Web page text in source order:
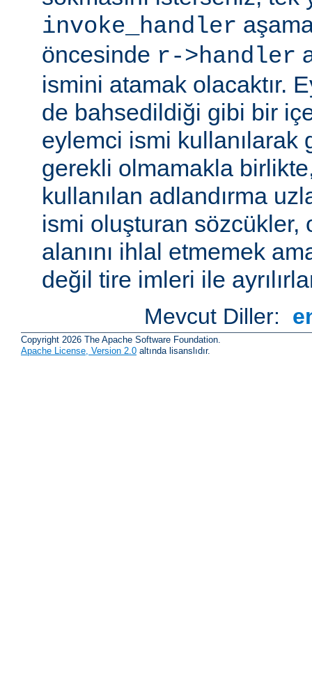
invoke_handler
öncesinde r->handler
ismini atamak olacaktır.
de bahsedildiği gibi bir
eylemci ismi kullanılarak
gerekli olmamakla
kullanılan adlandırma
ismi oluşturan sözcükler,
alanını ihlal etmemek
değil tire imleri ile
Mevcut Diller:
Copyright 2026 The Apache Software Foundation.
Apache License, Version 2.0 altında lisanslıdır.